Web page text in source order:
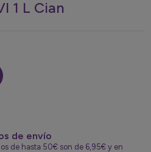
1 L Cian
de envío
de hasta 50€ son de 6,95€ y en